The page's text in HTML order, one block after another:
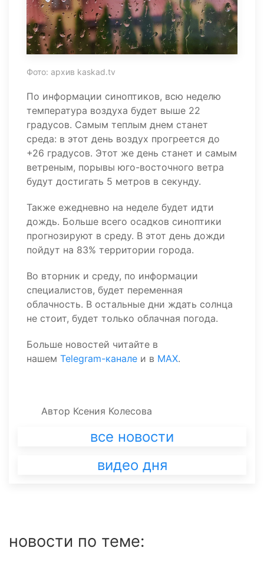
Фото: архив kaskad.tv
По информации синоптиков, всю неделю
температура воздуха будет выше 22
градусов. Самым теплым днем станет
среда: в этот день воздух прогреется до
+26 градусов. Этот же день станет и самым
ветреным, порывы юго-восточного ветра
будут достигать 5 метров в секунду.
Также ежедневно на неделе будет идти
дождь. Больше всего осадков синоптики
прогнозируют в среду. В этот день дожди
пойдут на 83% территории города.
Во вторник и среду, по информации
специалистов, будет переменная
облачность. В остальные дни ждать солнца
не стоит, будет только облачная погода.
Больше новостей читайте в
нашем Telegram-канале и в MAX.
Автор Ксения Колесова
все новости
видео дня
новости по теме: